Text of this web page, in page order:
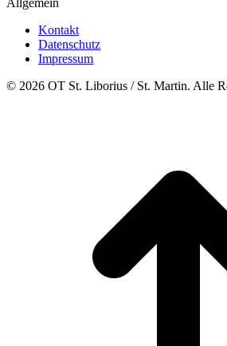
Allgemein
Kontakt
Datenschutz
Impressum
© 2026 OT St. Liborius / St. Martin. Alle